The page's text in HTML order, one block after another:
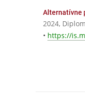
Alternatívne
2024,
• https://